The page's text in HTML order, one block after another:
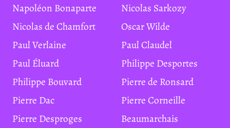
Napoléon Bonaparte
Nicolas Sarkozy
Nicolas de Chamfort
Oscar Wilde
Paul Verlaine
Paul Claudel
Paul Éluard
Philippe Desportes
Philippe Bouvard
Pierre de Ronsard
Pierre Dac
Pierre Corneille
Pierre Desproges
Beaumarchais